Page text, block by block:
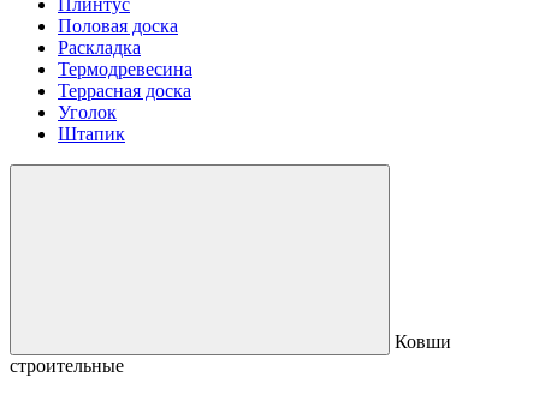
Плинтус
Половая доска
Раскладка
Термодревесина
Террасная доска
Уголок
Штапик
Ковши
строительные